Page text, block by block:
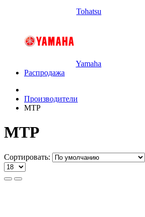
Tohatsu
Yamaha
Распродажа
Производители
МТР
МТР
Сортировать: